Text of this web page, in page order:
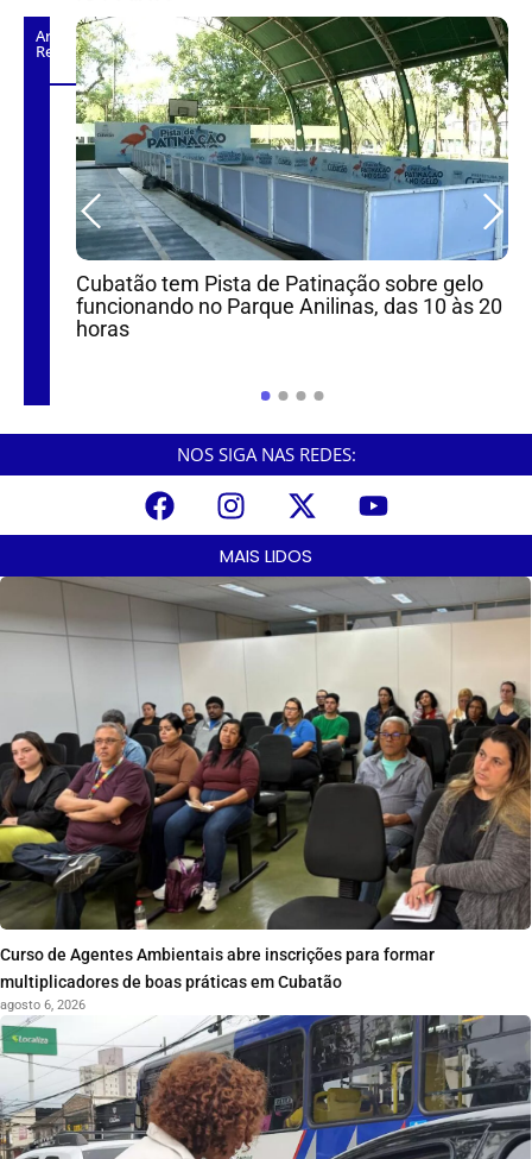
Artigos
Relacionados
Cubatão tem Pista de Patinação sobre gelo
funcionando no Parque Anilinas, das 10 às 20
horas
NOS SIGA NAS REDES:
MAIS LIDOS
Curso de Agentes Ambientais abre inscrições para formar
multiplicadores de boas práticas em Cubatão
agosto 6, 2026